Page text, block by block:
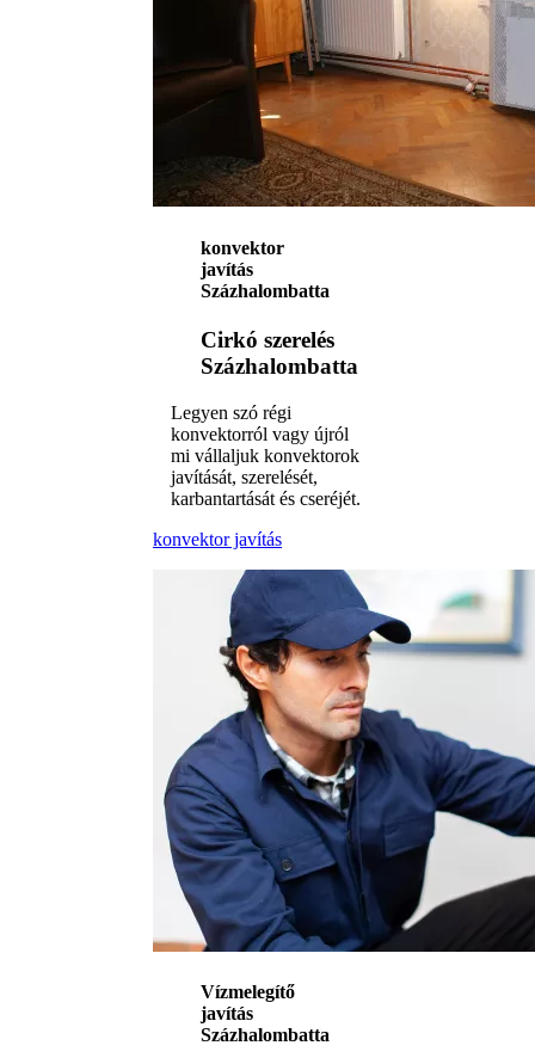
konvektor
javítás
Százhalombatta
Cirkó szerelés
Százhalombatta
Legyen szó régi
konvektorról vagy újról
mi vállaljuk konvektorok
javítását, szerelését,
karbantartását és cseréjét.
konvektor javítás
Vízmelegítő
javítás
Százhalombatta